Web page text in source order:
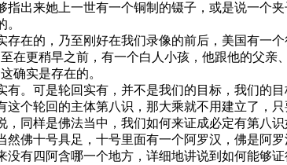
出来她上一世有一个铜制的镊子，或是说一个
在的，乃至刚好在我们录像的前后，美国有一
在更稍早之前，有一个白人小孩，他跟他的父
确实是存在的。
。可是轮回实有，并不是我们的目标，我们的
个轮回的主体第八识，那大乘就不用建立了，
同样是佛法当中，我们如何来证成必定有第八
佛十号具足，十号里面有一个阿罗汉，佛是阿罗
有四阿含哪一个地方，详细地讲说到如何能够